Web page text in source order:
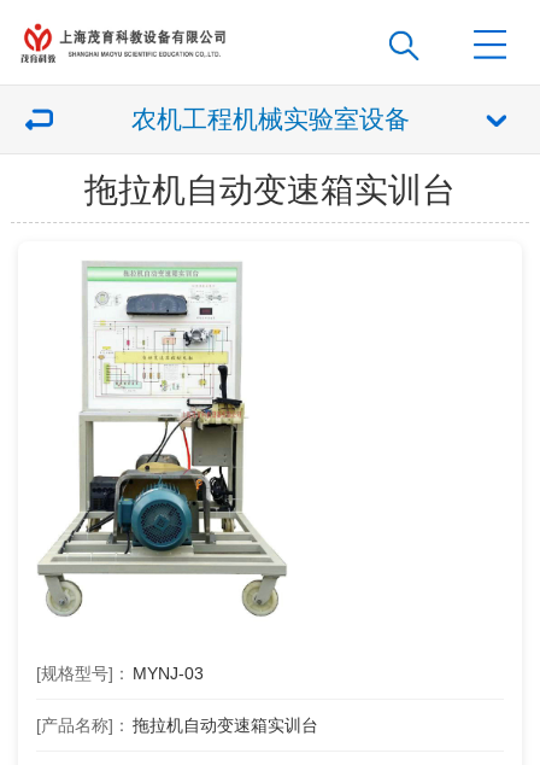
农机工程机械实验室设备
拖拉机自动变速箱实训台
[规格型号]： MYNJ-03
[产品名称]： 拖拉机自动变速箱实训台